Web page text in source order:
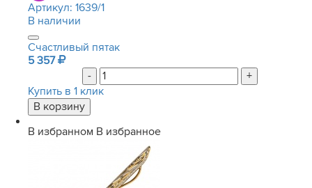
Артикул: 1639/1
В наличии
Счастливый пятак
5 357
-
+
Купить в 1 клик
В избранном В избранное